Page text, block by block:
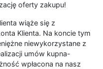
oferty zakupu!
wiąże się z
Klienta. Na koncie tym
niewykorzystane z
umów kupna-
wpłacona na nasz